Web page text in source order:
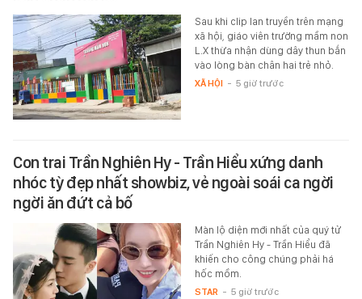
Sau khi clip lan truyền trên mạng
xã hội, giáo viên trường mầm non
L.X thừa nhận dùng dây thun bắn
vào lòng bàn chân hai trẻ nhỏ.
XÃ HỘI - 5 giờ trước
Con trai Trần Nghiên Hy - Trần Hiểu xứng danh
nhóc tỳ đẹp nhất showbiz, vẻ ngoài soái ca ngời
ngời ăn đứt cả bố
Màn lộ diện mới nhất của quý tử
Trần Nghiên Hy - Trần Hiểu đã
khiến cho công chúng phải há
hốc mồm.
STAR - 5 giờ trước